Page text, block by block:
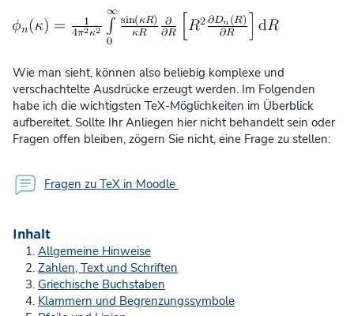
Wie man sieht, können also beliebig komplexe und
verschachtelte Ausdrücke erzeugt werden. Im Folgenden
habe ich die wichtigsten TeX-Möglichkeiten im Überblick
aufbereitet. Sollte Ihr Anliegen hier nicht behandelt sein oder
Fragen offen bleiben, zögern Sie nicht, eine Frage zu stellen:
Fragen zu TeX in Moodle
Inhalt
Allgemeine Hinweise
Zahlen, Text und Schriften
Griechische Buchstaben
Klammern und Begrenzungssymbole